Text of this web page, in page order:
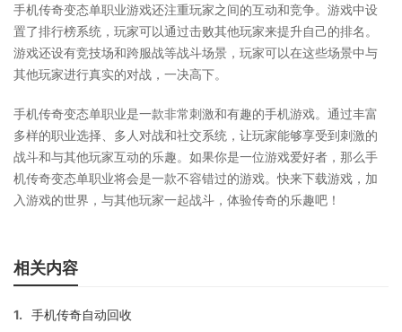
手机传奇变态单职业游戏还注重玩家之间的互动和竞争。游戏中设
置了排行榜系统，玩家可以通过击败其他玩家来提升自己的排名。
游戏还设有竞技场和跨服战等战斗场景，玩家可以在这些场景中与
其他玩家进行真实的对战，一决高下。
手机传奇变态单职业是一款非常刺激和有趣的手机游戏。通过丰富
多样的职业选择、多人对战和社交系统，让玩家能够享受到刺激的
战斗和与其他玩家互动的乐趣。如果你是一位游戏爱好者，那么手
机传奇变态单职业将会是一款不容错过的游戏。快来下载游戏，加
入游戏的世界，与其他玩家一起战斗，体验传奇的乐趣吧！
相关内容
1.
手机传奇自动回收